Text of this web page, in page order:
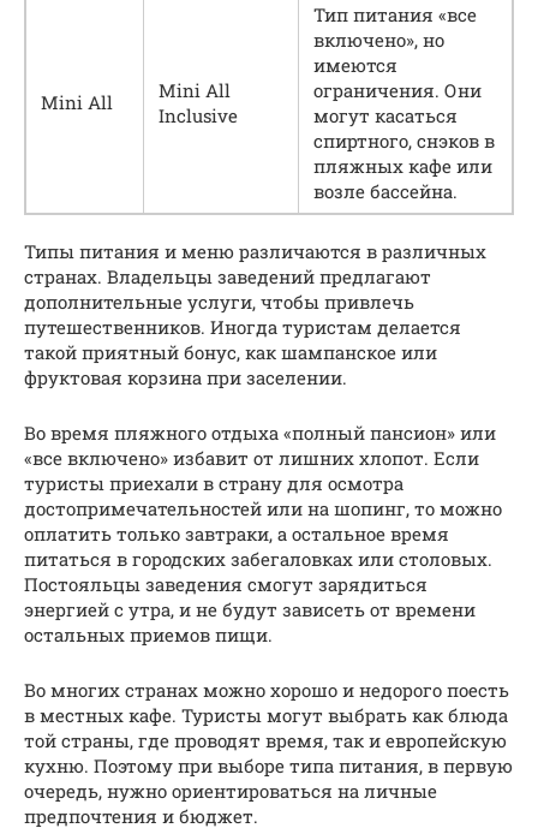
Mini All
Mini All
Inclusive
Тип питания «все
включено», но
имеются
ограничения. Они
могут касаться
спиртного, снэков в
пляжных кафе или
возле бассейна.
Типы питания и меню различаются в различных
странах. Владельцы заведений предлагают
дополнительные услуги, чтобы привлечь
путешественников. Иногда туристам делается
такой приятный бонус, как шампанское или
фруктовая корзина при заселении.
Во время пляжного отдыха «полный пансион» или
«все включено» избавит от лишних хлопот. Если
туристы приехали в страну для осмотра
достопримечательностей или на шопинг, то можно
оплатить только завтраки, а остальное время
питаться в городских забегаловках или столовых.
Постояльцы заведения смогут зарядиться
энергией с утра, и не будут зависеть от времени
остальных приемов пищи.
Во многих странах можно хорошо и недорого поесть
в местных кафе. Туристы могут выбрать как блюда
той страны, где проводят время, так и европейскую
кухню. Поэтому при выборе типа питания, в первую
очередь, нужно ориентироваться на личные
предпочтения и бюджет.